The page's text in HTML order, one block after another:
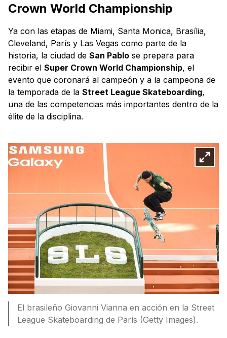
Crown World Championship
Ya con las etapas de Miami, Santa Monica, Brasília,
Cleveland, París y Las Vegas como parte de la
historia, la ciudad de San Pablo se prepara para
recibir el Super Crown World Championship, el
evento que coronará al campeón y a la campeona de
la temporada de la Street League Skateboarding,
una de las competencias más importantes dentro de la
élite de la disciplina.
El brasileño Giovanni Vianna en acción en la Street
League Skateboarding de París (Getty Images).